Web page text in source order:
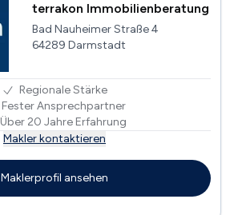
terrakon Immobilienberatung
Bad Nauheimer Straße 4
64289 Darmstadt
Regionale Stärke
Fester Ansprechpartner
Über 20 Jahre Erfahrung
Makler kontaktieren
Maklerprofil ansehen